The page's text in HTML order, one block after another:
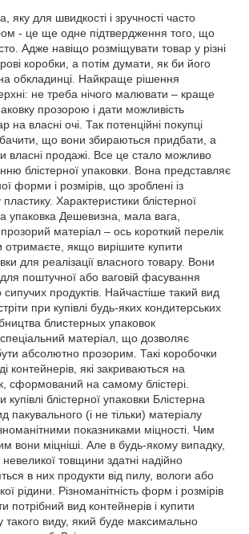
яку для швидкості і зручності часто
- це ще одне підтвердження того, що
Адже навіщо розміщувати товар у різні
коробки, а потім думати, як би його
обкладинці. Найкраще рішення
не треба нічого малювати – краще
прозорою і дати можливість
на власні очі. Так потенційні покупці
що вони збираються придбати, а
власні продажі. Все це стало можливо
блістерної упаковки. Вона представляє
форми і розмірів, що зроблені із
Характеристики блістерної
упаковка Дешевизна, мала вага,
матеріал – ось короткий перелік
отримаєте, якщо вирішите купити
для реалізації власного товару. Вони
поштучної або ваговій фасування
сипучих продуктів. Найчастіше такий вид
при купівлі будь-яких кондитерських
блистерных упаковок
матеріал, що дозволяє
абсолютно прозорим. Такі коробочки
контейнерів, які закриваються на
сформований на самому блістері.
купівлі блістерної упаковки Блістерна
пакувального (і не тільки) матеріалу
показниками міцності. Чим
вони міцніші. Але в будь-якому випадку,
невеликої товщини здатні надійно
в них продукти від пилу, вологи або
рідини. Різноманітність форм і розмірів
потрібний вид контейнерів і купити
такого виду, який буде максимально